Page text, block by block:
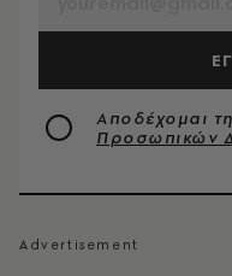
Αποδέχομαι
Προσωπικών